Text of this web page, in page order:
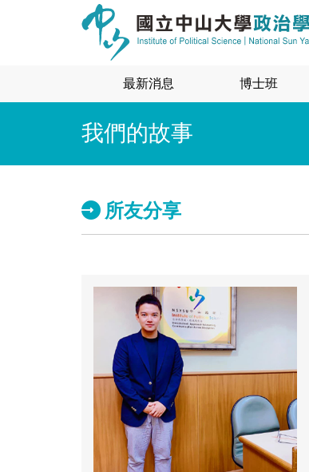
最新消息 博士班
我們的故事
所友分享